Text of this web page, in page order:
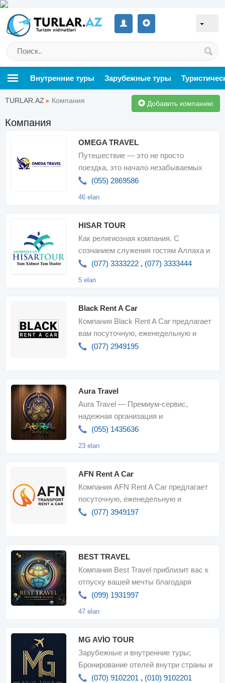
Внутренние туры Зарубежные туры
TURLAR.AZ ▸ Компания Добавить компанию
Компания
OMEGA TRAVEL
Путешествие — это не просто
поездка, это начало незабываемых
воспоминаний. Компания Omega Travel
(055) 2869586
46 elan
HISAR TOUR
Как религиозная компания. С
сознанием служения гостям Аллаха и
Его Посланника, мы с гордостью
(077) 3333222 , (077) 3333444
5 elan
Black Rent A Car
Компания Black Rent A Car предлагает
вам посуточную, еженедельную и
ежемесячную аренду полностью
(077) 2949195
Aura Travel
Aura Travel — Премиум-сервис,
надежная организация и
незабываемые путешествия
(055) 1435636
23 elan
AFN Rent A Car
Компания AFN Rent A Car предлагает
посуточную, еженедельную и
ежемесячную аренду полностью
(077) 3949197
BEST TRAVEL
Компания Best Travel приблизит вас к
отпуску вашей мечты благодаря
доступным ценам, надежному сервис
(099) 1931997
47 elan
MG AVİO TOUR
Зарубежные и внутренние туры;
Бронирование отелей внутри страны и
по всему миру, Продажа авиабилетов
(070) 9102201 , (010) 9102201